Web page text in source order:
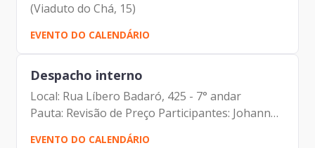
(Viaduto do Chá, 15)
EVENTO DO CALENDÁRIO
Despacho interno
Local: Rua Líbero Badaró, 425 - 7° andar
Pauta: Revisão de Preço Participantes: Johann
Nogueira Dantas Alberto Campos Ribeiro
EVENTO DO CALENDÁRIO